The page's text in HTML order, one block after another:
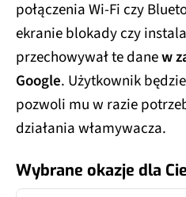
połączenia Wi-Fi czy
ekranie blokady czy
przechowywał te danew
Google. Użytkownik
pozwoli mu w razie
działania włamywacza.
Wybrane okazje dla